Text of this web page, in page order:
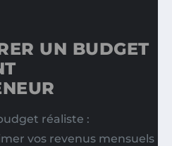
UN BUDGET
réaliste :
vos revenus mensuels